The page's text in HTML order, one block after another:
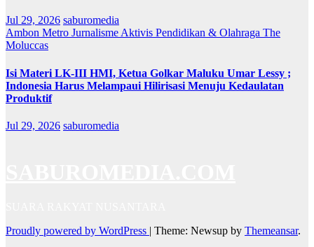
Jul 29, 2026 saburomedia
Ambon Metro Jurnalisme Aktivis Pendidikan & Olahraga The
Moluccas
Isi Materi LK-III HMI, Ketua Golkar Maluku Umar Lessy ;
Indonesia Harus Melampaui Hilirisasi Menuju Kedaulatan
Produktif
Jul 29, 2026 saburomedia
Proudly powered by WordPress | Theme: Newsup by Themeansar.